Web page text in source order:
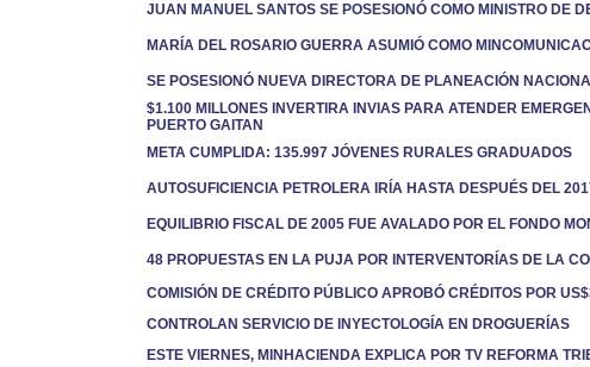
JUAN MANUEL SANTOS SE POSESIONÓ COMO MINISTRO DE
MARÍA DEL ROSARIO GUERRA ASUMIÓ COMO
SE POSESIONÓ NUEVA DIRECTORA DE PLANEACIÓN
$1.100 MILLONES INVERTIRA INVIAS PARA ATENDER
PUERTO GAITAN
META CUMPLIDA: 135.997 JÓVENES RURALES GRADUADOS
AUTOSUFICIENCIA PETROLERA IRÍA HASTA DESPUÉS DEL
EQUILIBRIO FISCAL DE 2005 FUE AVALADO POR EL FONDO
48 PROPUESTAS EN LA PUJA POR INTERVENTORÍAS DE LA
COMISIÓN DE CRÉDITO PÚBLICO APROBÓ CRÉDITOS POR
CONTROLAN SERVICIO DE INYECTOLOGÍA EN DROGUERÍAS
ESTE VIERNES, MINHACIENDA EXPLICA POR TV REFORMA